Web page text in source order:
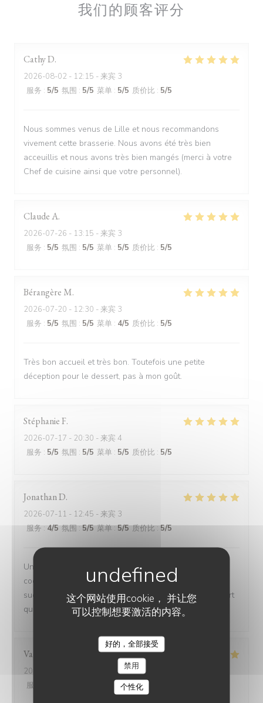
这个网站使用cookie， 并让您
可以控制想要激活的内容。
好的，全部接受
禁用
个性化
我们的顾客评分
CathyD
2026-08-02 - 12:15 - 来宾 3
服务 : 5/5 氛围 : 5/5 菜单 : 5/5 质价比 : 5/5
Nous sommes venus de Lille et nous recommandons
vivement cette brasserie. Nous avons été très bien
acceuillis et nous avons très bien mangés (merci à votre
Chef de cuisine ainsi que votre personnel).
ClaudeA
2026-07-26 - 13:15 - 来宾 3
服务 : 5/5 氛围 : 5/5 菜单 : 5/5 质价比 : 5/5
Bérangère M
2026-07-20 - 12:30 - 来宾 3
服务 : 5/5 氛围 : 5/5 菜单 : 4/5 质价比 : 5/5
Très bon accueil et très bon. Toutefois une petite
déception pour le dessert, pas à mon goût.
StéphanieF
2026-07-17 - 20:30 - 来宾 4
服务 : 5/5 氛围 : 5/5 菜单 : 5/5 质价比 : 5/5
JonathanD
2026-07-11 - 12:45 - 来宾 3
服务:4/5 氛围:5/5 菜单:5/5 质价比:5/5
Un peut d'attente mais cela en valait la peine, les
cocktails sont très bon la viande très tendre les sauces
succulentes et pour finir les desserts délicieux le rapport
qualité prix et très abordable.
Valérie
2026-07-08
- 12:15 - 来宾 2
服务
: 5/5 质价比